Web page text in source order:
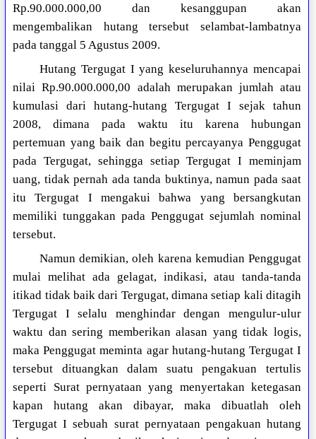
Rp.90.000.000,00 dan kesanggupan akan
mengembalikan hutang tersebut selambat-lambatnya
pada tanggal 5 Agustus 2009.
Hutang Tergugat I yang keseluruhannya mencapai
nilai Rp.90.000.000,00 adalah merupakan jumlah atau
kumulasi dari hutang-hutang Tergugat I sejak tahun
2008, dimana pada waktu itu karena hubungan
pertemuan yang baik dan begitu percayanya Penggugat
pada Tergugat, sehingga setiap Tergugat I meminjam
uang, tidak pernah ada tanda buktinya, namun pada saat
itu Tergugat I mengakui bahwa yang bersangkutan
memiliki tunggakan pada Penggugat sejumlah nominal
tersebut.
Namun demikian, oleh karena kemudian Penggugat
mulai melihat ada gelagat, indikasi, atau tanda-tanda
itikad tidak baik dari Tergugat, dimana setiap kali ditagih
Tergugat I selalu menghindar dengan mengulur-ulur
waktu dan sering memberikan alasan yang tidak logis,
maka Penggugat meminta agar hutang-hutang Tergugat I
tersebut dituangkan dalam suatu pengakuan tertulis
seperti Surat pernyataan yang menyertakan ketegasan
kapan hutang akan dibayar, maka dibuatlah oleh
Tergugat I sebuah surat pernyataan pengakuan hutang